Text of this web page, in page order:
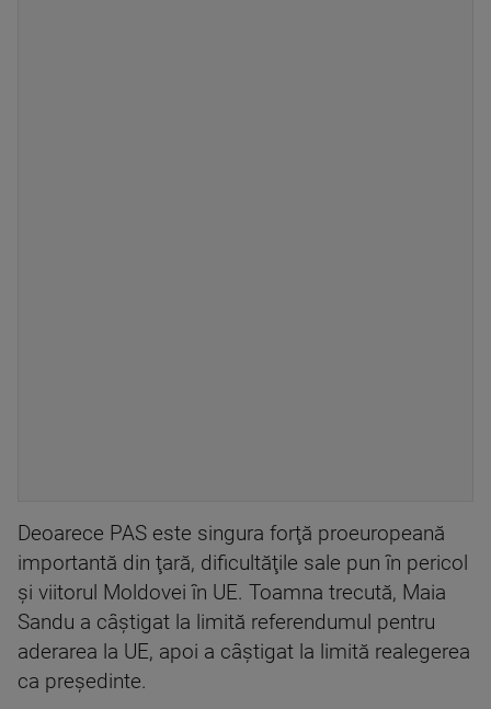
Deoarece PAS este singura forţă proeuropeană
importantă din ţară, dificultăţile sale pun în pericol
şi viitorul Moldovei în UE. Toamna trecută, Maia
Sandu a câştigat la limită referendumul pentru
aderarea la UE, apoi a câştigat la limită realegerea
ca preşedinte.